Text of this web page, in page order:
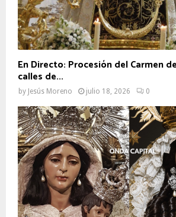
En Directo: Procesión del Carmen
calles de...
by Jesús Moreno julio 18, 2026 0